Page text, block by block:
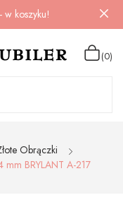
w koszyku!
(0)
Obrączki
mm BRYLANT A-217